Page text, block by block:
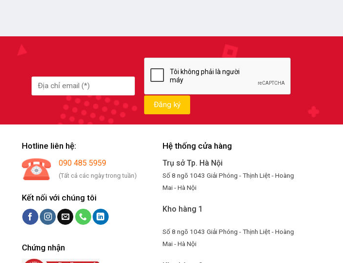
Hotline liên hệ:
090 485 5959
(Tất cả các ngày trong tuần)
Kết nối với chúng tôi
Chứng nhận
Hệ thống cửa hàng
Trụ sở Tp. Hà Nội
Số 8 ngõ 1043 Giải Phóng - Thịnh Liệt - Hoàng
Mai - Hà Nội
Kho hàng 1
Số 8 ngõ 1043 Giải Phóng - Thịnh Liệt - Hoàng
Mai - Hà Nội